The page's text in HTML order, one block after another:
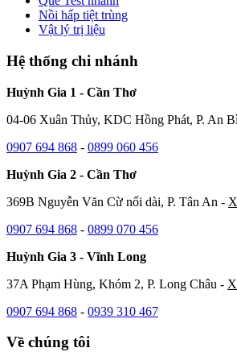
Nồi hấp tiệt trùng
Vật lý trị liệu
Hệ thống chi nhánh
Huỳnh Gia 1 - Cần Thơ
04-06 Xuân Thủy, KDC Hồng Phát, P. An
0907 694 868 - 0899 060 456
Huỳnh Gia 2 - Cần Thơ
369B Nguyễn Văn Cừ nối dài, P. Tân An -
0907 694 868 - 0899 070 456
Huỳnh Gia 3 - Vĩnh Long
37A Phạm Hùng, Khóm 2, P. Long Châu -
0907 694 868 - 0939 310 467
Về chúng tôi